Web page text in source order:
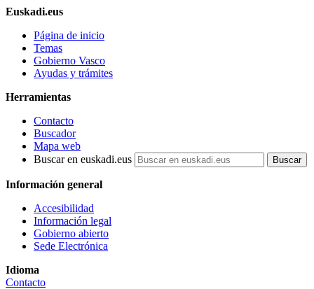
Euskadi.eus
Página de inicio
Temas
Gobierno Vasco
Ayudas y trámites
Herramientas
Contacto
Buscador
Mapa web
Buscar en euskadi.eus
Información general
Accesibilidad
Información legal
Gobierno abierto
Sede Electrónica
Idioma
Contacto